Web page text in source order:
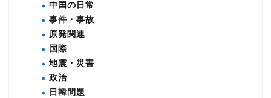
中国の日常
事件・事故
原発関連
国際
地震・災害
政治
日韓問題